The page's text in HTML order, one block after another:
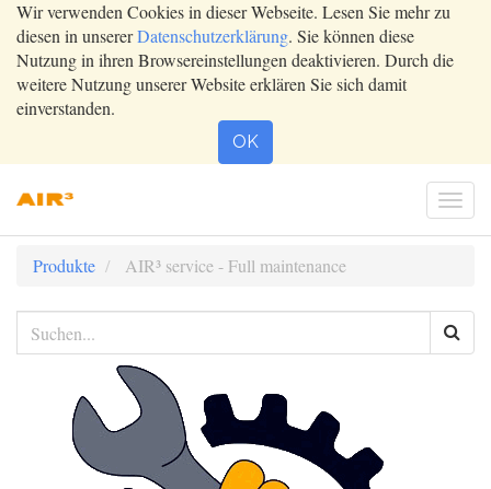
Wir verwenden Cookies in dieser Webseite. Lesen Sie mehr zu
diesen in unsererDatenschutzerklärung. Sie können diese
Nutzung in ihren Browsereinstellungen deaktivieren. Durch die
weitere Nutzung unserer Website erklären Sie sich damit
einverstanden.
OK
Produkte AIR³ service - Full maintenance